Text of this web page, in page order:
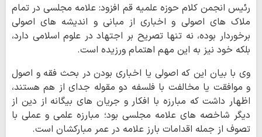
رئیس انجمن کلام حوزه‌ علمیه قم افزود: علامه مجلسی در تمام
ملاک های اصولی و اخباری از مبانی و اندیشه های اصولی
برخوردار بوده، نه تنها تصریح بر اجتهاد در علوم اسلامی دارد،
بلکه خود نیز به این مهم اهتمام ورزیده است.
وی با بیان این که اصولی یا اخباری بودن در بحث فقه و اصول
و موافقت یا مخالفت با فلسفه دو مقوله جدای از هم هستند،
اظهار داشت که مبارزه با افکار و جریان های بیگانه از دین از
دیگر شاخصه های علامه مجلسی بود؛ مبارزه علمی و عملی با
تصوف از جمله اقدامات بارز علامه در عمر مبارکشان است.